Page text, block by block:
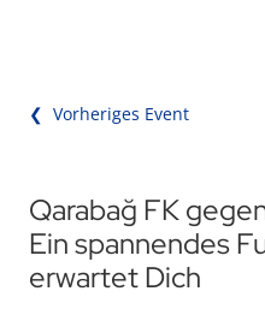
❮ Vorheriges Event
Qarabağ FK
Ein spannendes
erwartet Dich